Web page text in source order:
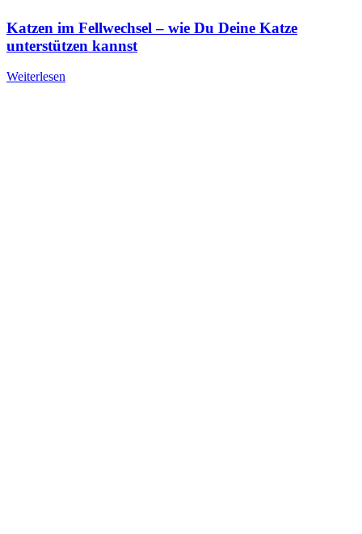
Katzen im Fellwechsel – wie Du Deine Katze
unterstützen kannst
Weiterlesen